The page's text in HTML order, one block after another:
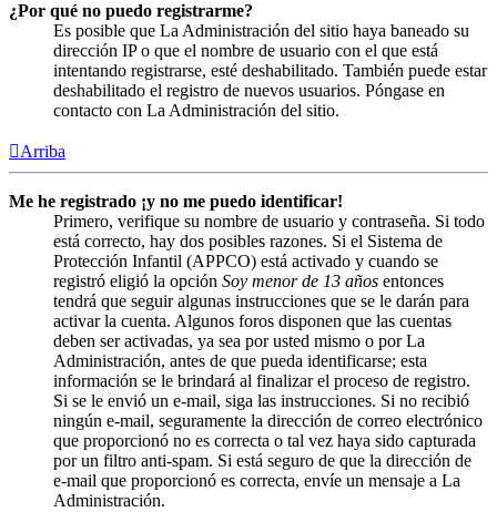
¿Por qué no puedo registrarme?
Es posible que La Administración del sitio haya baneado su
dirección IP o que el nombre de usuario con el que está
intentando registrarse, esté deshabilitado. También puede estar
deshabilitado el registro de nuevos usuarios. Póngase en
contacto con La Administración del sitio.
Arriba
Me he registrado ¡y no me puedo identificar!
Primero, verifique su nombre de usuario y contraseña. Si todo
está correcto, hay dos posibles razones. Si el Sistema de
Protección Infantil (APPCO) está activado y cuando se
registró eligió la opción Soy menor de 13 años entonces
tendrá que seguir algunas instrucciones que se le darán para
activar la cuenta. Algunos foros disponen que las cuentas
deben ser activadas, ya sea por usted mismo o por La
Administración, antes de que pueda identificarse; esta
información se le brindará al finalizar el proceso de registro.
Si se le envió un e-mail, siga las instrucciones. Si no recibió
ningún e-mail, seguramente la dirección de correo electrónico
que proporcionó no es correcta o tal vez haya sido capturada
por un filtro anti-spam. Si está seguro de que la dirección de
e-mail que proporcionó es correcta, envíe un mensaje a La
Administración.